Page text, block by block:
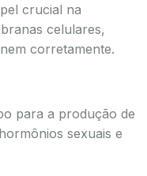
crucial na
celulares,
corretamente.
para a produção de
sexuais e